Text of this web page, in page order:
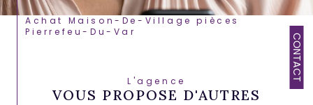
CONTACT
Achat Maison-De-Village pièces
Pierrefeu-Du-Var
L'agence
VOUS PROPOSE D'AUTRES